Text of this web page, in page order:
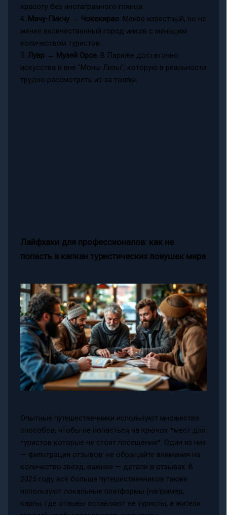
красоту без инстаграмного глянца.
4. Мачу-Пикчу → Чокекирао. Менее известный, но не
менее величественный город инков с меньшим
количеством туристов.
5. Лувр → Музей Орсе. В Париже достаточно
искусства и вне "Моны Лизы", которую в реальности
трудно рассмотреть из-за толпы.
Лайфхаки для профессионалов: как не
попасть в капкан туристических ловушек мира
Опытные путешественники используют множество
способов, чтобы не попасться на крючок *мест для
туристов которые не стоят посещения*. Один из них
— фильтрация отзывов: не обращайте внимания на
количество звёзд, важнее — детали в отзывах. В
2025 году всё больше путешественников также
используют локальные платформы (например,
карты, где отзывы оставляют не туристы, а жители